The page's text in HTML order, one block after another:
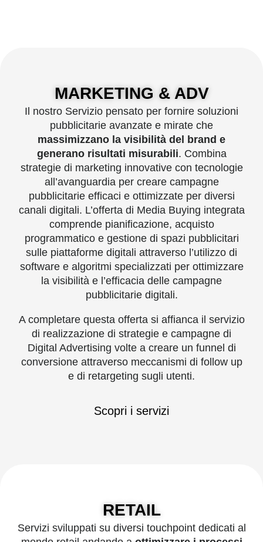
MARKETING & ADV
Il nostro Servizio pensato per fornire soluzioni
pubblicitarie avanzate e mirate che
massimizzano la visibilità del brand e
generano risultati misurabili. Combina
strategie di marketing innovative con tecnologie
all’avanguardia per creare campagne
pubblicitarie efficaci e ottimizzate per diversi
canali digitali. L’offerta di Media Buying integrata
comprende pianiﬁcazione, acquisto
programmatico e gestione di spazi pubblicitari
sulle piattaforme digitali attraverso l’utilizzo di
software e algoritmi specializzati per ottimizzare
la visibilità e l’efficacia delle campagne
pubblicitarie digitali.
A completare questa offerta si affianca il servizio
di realizzazione di strategie e campagne di
Digital Advertising volte a creare un funnel di
conversione attraverso meccanismi di follow up
e di retargeting sugli utenti.
Scopri i servizi
RETAIL
Servizi sviluppati su diversi touchpoint dedicati al